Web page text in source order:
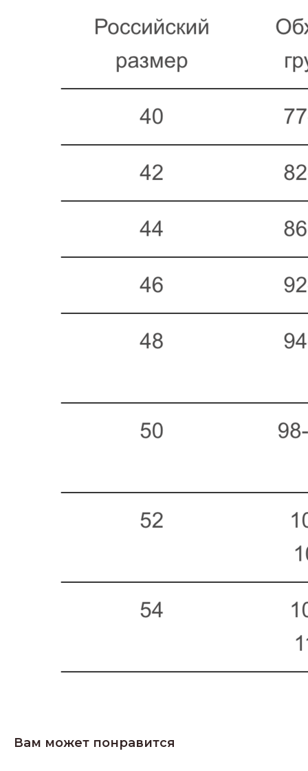
Вам может понравится